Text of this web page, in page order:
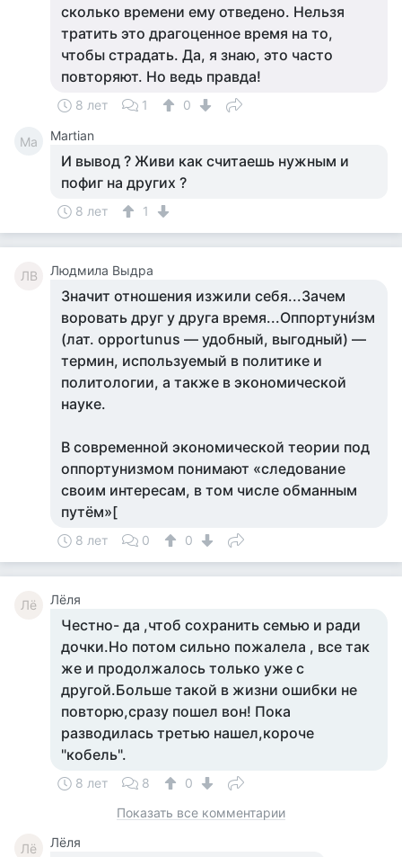
сколько времени ему отведено. Нельзя
тратить это драгоценное время на то,
чтобы страдать. Да, я знаю, это часто
повторяют. Но ведь правда!
8 лет 1 0
Ma Martian
И вывод ? Живи как считаешь нужным и
пофиг на других ?
8 лет 1
ЛВ Людмила Выдра
Значит отношения изжили себя...Зачем
воровать друг у друга время...Оппортуни́зм
(лат. opportunus — удобный, выгодный) —
термин, используемый в политике и
политологии, а также в экономической
науке.
В современной экономической теории под
оппортунизмом понимают «следование
своим интересам, в том числе обманным
путём»[
8 лет 0 0
Лё Лёля
Честно- да ,чтоб сохранить семью и ради
дочки.Но потом сильно пожалела , все так
же и продолжалось только уже с
другой.Больше такой в жизни ошибки не
повторю,сразу пошел вон! Пока
разводилась третью нашел,короче
"кобель".
8 лет 8
0
Показать все комментарии
Лё Лёля